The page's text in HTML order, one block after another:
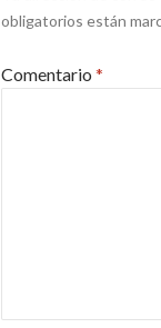
obligatorios están
Comentario *